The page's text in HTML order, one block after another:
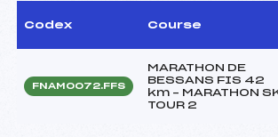
Codex Course
FNAM0072.FFS
MARATHON DE
BESSANS FIS 42
km – MARATHON
TOUR 2